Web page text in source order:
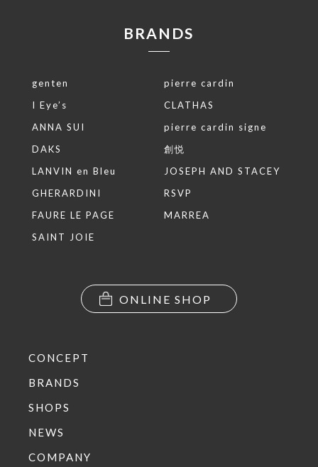
BRANDS
genten
pierre cardin
I Eye’s
CLATHAS
ANNA SUI
pierre cardin signe
DAKS
創悦
LANVIN en Bleu
JOSEPH AND STACEY
GHERARDINI
RSVP
FAURE LE PAGE
MARREA
SAINT JOIE
ONLINE SHOP
CONCEPT
BRANDS
SHOPS
NEWS
COMPANY